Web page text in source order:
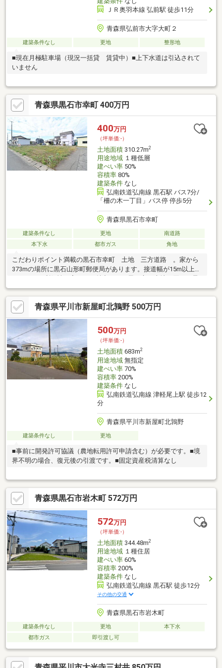
ＪＲ奥羽本線 弘前駅 徒歩11分
青森県弘前市大字大町２
建築条件なし 更地 整形地
■現在月極駐車場（現況一括貸 賃貸中）■上下水道は引込されて
いません
青森県黒石市幸町 400万円
400万円
（坪単価:-）
土地面積310.27m2
用途地域１種低層
建ぺい率50%
容積率80%
建築条件なし
弘南鉄道弘南線 黒石駅 バス7分/
「柵の木一丁目」バス停 停歩5分
青森県黒石市幸町
建築条件なし 更地
南道路
本下水
都市ガス 角地
こだわりポイント満載の黒石市幸町 土地 三方道路 。家から
373mの場所に黒石山形町郵便局があります。接道幅が15m以上あ
定なら、0172-53-5467、またはinomatajisyo-e@snow.ocn.ne.jpま
でお問い合わせください。LIXIL不動産ショップ 猪股地所では土地
情報を豊富にご用意しております。
青森県平川市新屋町北鶉野 500万円
500万円
（坪単価:-）
土地面積683m2
用途地域無指定
建ぺい率70%
容積率200%
建築条件なし
弘南鉄道弘南線 津軽尾上駅 徒歩12
分
青森県平川市新屋町北鶉野
建築条件なし 更地
■事前に開発許可協議（農地転用許可申請含む）が必要です。■境
界不明の場合、復元後の引渡です。■固定資産税清算なし
青森県黒石市岩木町 572万円
572万円
（坪単価:-）
土地面積344.48m2
用途地域１種住居
建ぺい率60%
容積率200%
建築条件なし
弘南鉄道弘南線 黒石駅 徒歩12分
その他の交通
青森県黒石市岩木町
建築条件なし 更地
本下水
都市ガス
即引渡し可